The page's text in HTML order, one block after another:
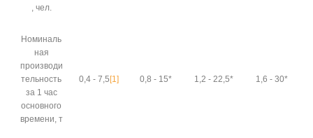
, чел.
Номиналь
ная
производи
тельность
за 1 час
основного
времени, т
0,4 - 7,5[1] 0,8 - 15* 1,2 - 22,5* 1,6 - 30*